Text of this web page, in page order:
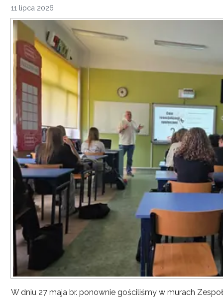
11 lipca 2026
W dniu 27 maja br. ponownie gościliśmy w murach